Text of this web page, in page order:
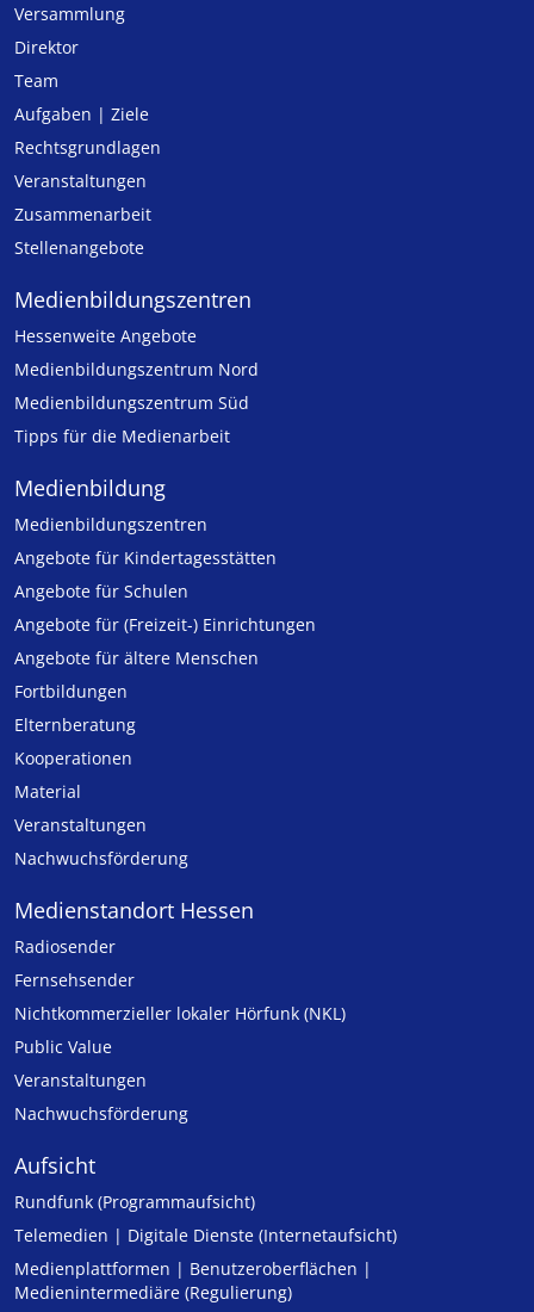
Versammlung
Direktor
Team
Aufgaben | Ziele
Rechtsgrundlagen
Veranstaltungen
Zusammenarbeit
Stellenangebote
Medien­bildungs­zentren
Hessenweite Angebote
Medienbildungszentrum Nord
Medienbildungszentrum Süd
Tipps für die Medienarbeit
Medienbildung
Medien­bildungs­zentren
Angebote für Kinder­tages­stätten
Angebote für Schulen
Angebote für (Freizeit-) Ein­rich­tungen
Angebote für ältere Menschen
Fortbildungen
Elternberatung
Kooperationen
Material
Veranstaltungen
Nachwuchsförderung
Medienstandort Hessen
Radiosender
Fernsehsender
Nicht­kommer­zieller lo­ka­ler Hör­funk (NKL)
Public Value
Veranstaltungen
Nachwuchsförderung
Aufsicht
Rundfunk (Programmaufsicht)
Telemedien | Digitale Dienste (Internetaufsicht)
Medienplattformen | Benutzeroberflächen |
Medienintermediäre (Regulierung)